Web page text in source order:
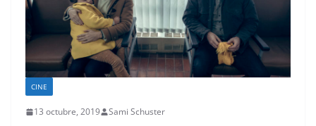
CINE
13 octubre, 2019 Sami Schuster